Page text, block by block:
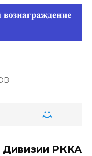
Дивизии РККА